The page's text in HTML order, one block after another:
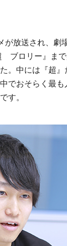
放送され、劇
ブロリー』ま
。中には『超
でおそらく最
す。